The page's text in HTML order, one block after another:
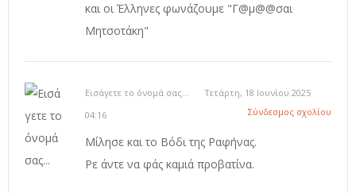
και οι Έλληνες φωνάζουμε "Γ@μ@@σαι
Μητσοτάκη"
Εισάγετε το όνομά σας...
Τετάρτη, 18 Ιουνίου 2025
04:16
Σύνδεσμος σχολίου
Μίλησε και το Βόδι της Ραφήνας.
Ρε άντε να φάς καμιά προβατίνα.